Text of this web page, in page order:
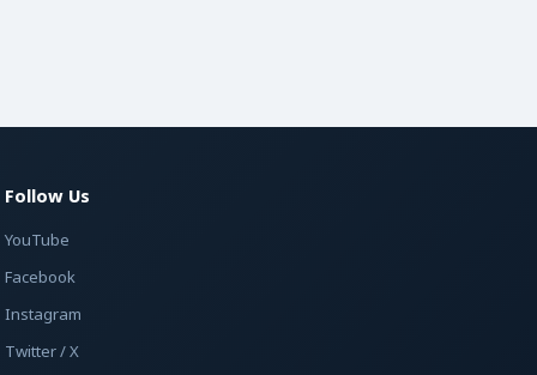
Follow Us
YouTube
Facebook
Instagram
Twitter / X